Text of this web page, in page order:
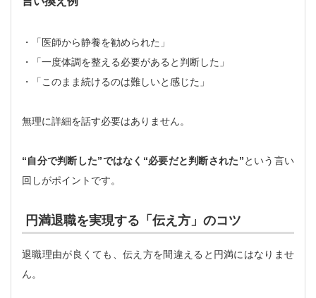
・「医師から静養を勧められた」
・「一度体調を整える必要があると判断した」
・「このまま続けるのは難しいと感じた」
無理に詳細を話す必要はありません。
“自分で判断した”ではなく“必要だと判断された”という言い
回しがポイントです。
円満退職を実現する「伝え方」のコツ
退職理由が良くても、伝え方を間違えると円満にはなりませ
ん。